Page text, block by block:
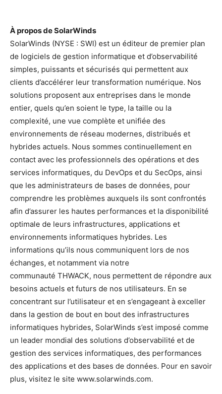
À propos de SolarWinds
SolarWinds (NYSE : SWI) est un éditeur de premier plan
de logiciels de gestion informatique et d’observabilité
simples, puissants et sécurisés qui permettent aux
clients d’accélérer leur transformation numérique. Nos
solutions proposent aux entreprises dans le monde
entier, quels qu’en soient le type, la taille ou la
complexité, une vue complète et unifiée des
environnements de réseau modernes, distribués et
hybrides actuels. Nous sommes continuellement en
contact avec les professionnels des opérations et des
services informatiques, du DevOps et du SecOps, ainsi
que les administrateurs de bases de données, pour
comprendre les problèmes auxquels ils sont confrontés
afin d’assurer les hautes performances et la disponibilité
optimale de leurs infrastructures, applications et
environnements informatiques hybrides. Les
informations qu’ils nous communiquent lors de nos
échanges, et notamment via notre
communauté THWACK, nous permettent de répondre aux
besoins actuels et futurs de nos utilisateurs. En se
concentrant sur l’utilisateur et en s’engageant à exceller
dans la gestion de bout en bout des infrastructures
informatiques hybrides, SolarWinds s’est imposé comme
un leader mondial des solutions d’observabilité et de
gestion des services informatiques, des performances
des applications et des bases de données. Pour en savoir
plus, visitez le site www.solarwinds.com.